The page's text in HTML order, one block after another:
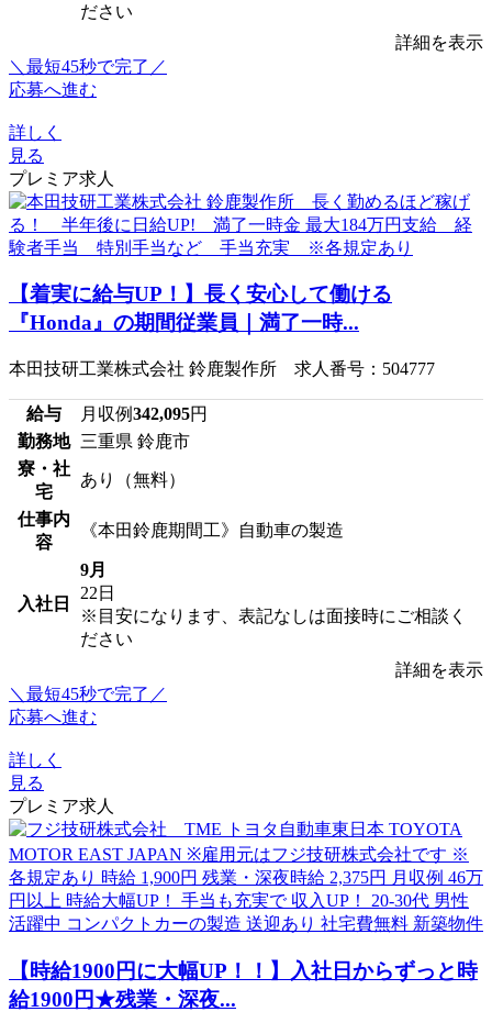
ださい
詳細を表示
＼最短45秒で完了／
応募へ進む
詳しく
見る
プレミア求人
【着実に給与UP！】長く安心して働ける
『Honda』の期間従業員｜満了一時...
本田技研工業株式会社 鈴鹿製作所 求人番号：504777
給与 月収例342,095円
勤務地 三重県 鈴鹿市
寮・社
宅
あり（無料）
仕事内
容
《本田鈴鹿期間工》自動車の製造
入社日
9月
22日
※目安になります、表記なしは面接時にご相談く
ださい
詳細を表示
＼最短45秒で完了／
応募へ進む
詳しく
見る
プレミア求人
【時給1900円に大幅UP！！】入社日からずっと時
給1900円★残業・深夜...